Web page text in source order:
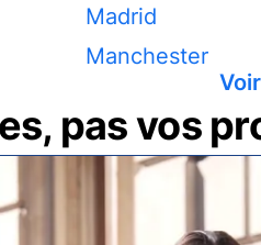
Madrid
Manchester
pas vos